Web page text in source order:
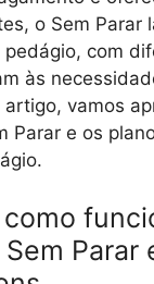
o Sem Parar
pedágio, com
às
vamos
Parar e os
Parar